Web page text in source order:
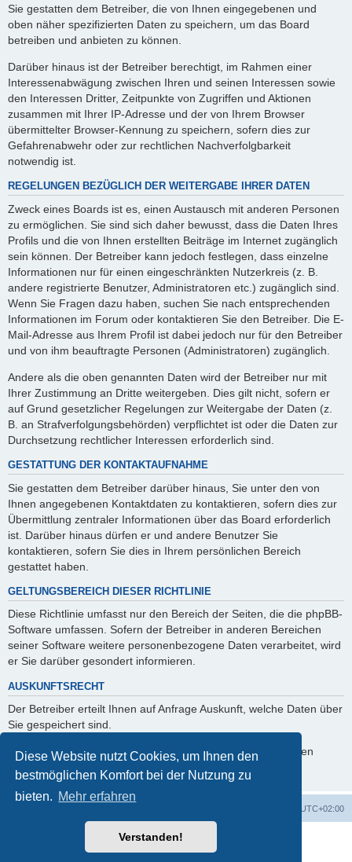
Diese Website nutzt Cookies, um Ihnen den
bestmöglichen Komfort bei der Nutzung zu
bieten. Mehr erfahren
Verstanden!
Sie gestatten dem Betreiber, die von Ihnen eingegebenen und
oben näher spezifizierten Daten zu speichern, um das Board
betreiben und anbieten zu können.
Darüber hinaus ist der Betreiber berechtigt, im Rahmen einer
Interessenabwägung zwischen Ihren und seinen Interessen sowie
den Interessen Dritter, Zeitpunkte von Zugriffen und Aktionen
zusammen mit Ihrer IP-Adresse und der von Ihrem Browser
übermittelter Browser-Kennung zu speichern, sofern dies zur
Gefahrenabwehr oder zur rechtlichen Nachverfolgbarkeit
notwendig ist.
REGELUNGEN BEZÜGLICH DER WEITERGABE IHRER DATEN
Zweck eines Boards ist es, einen Austausch mit anderen Personen
zu ermöglichen. Sie sind sich daher bewusst, dass die Daten Ihres
Profils und die von Ihnen erstellten Beiträge im Internet zugänglich
sein können. Der Betreiber kann jedoch festlegen, dass einzelne
Informationen nur für einen eingeschränkten Nutzerkreis (z. B.
andere registrierte Benutzer, Administratoren etc.) zugänglich sind.
Wenn Sie Fragen dazu haben, suchen Sie nach entsprechenden
Informationen im Forum oder kontaktieren Sie den Betreiber. Die E-
Mail-Adresse aus Ihrem Profil ist dabei jedoch nur für den Betreiber
und von ihm beauftragte Personen (Administratoren) zugänglich.
Andere als die oben genannten Daten wird der Betreiber nur mit
Ihrer Zustimmung an Dritte weitergeben. Dies gilt nicht, sofern er
auf Grund gesetzlicher Regelungen zur Weitergabe der Daten (z.
B. an Strafverfolgungsbehörden) verpflichtet ist oder die Daten zur
Durchsetzung rechtlicher Interessen erforderlich sind.
GESTATTUNG DER KONTAKTAUFNAHME
Sie gestatten dem Betreiber darüber hinaus, Sie unter den von
Ihnen angegebenen Kontaktdaten zu kontaktieren, sofern dies zur
Übermittlung zentraler Informationen über das Board erforderlich
ist. Darüber hinaus dürfen er und andere Benutzer Sie
kontaktieren, sofern Sie dies in Ihrem persönlichen Bereich
gestattet haben.
GELTUNGSBEREICH DIESER RICHTLINIE
Diese Richtlinie umfasst nur den Bereich der Seiten, die die phpBB-
Software umfassen. Sofern der Betreiber in anderen Bereichen
seiner Software weitere personenbezogene Daten verarbeitet, wird
er Sie darüber gesondert informieren.
AUSKUNFTSRECHT
Der Betreiber erteilt Ihnen auf Anfrage Auskunft, welche Daten über
Sie gespeichert sind.
Sie können jederzeit die Löschung bzw. Sperrung Ihrer Daten
verlangen. Kontaktieren Sie hierzu bitte den Betreiber.
UTC+02:00
Powered byphpBB® Forum Software © phpBB Limited
phpBB.de